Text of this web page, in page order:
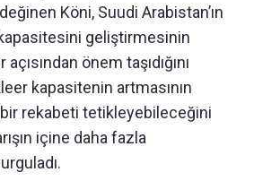
Köni, Suudi Arabistan’ın
geliştirmesinin
önem taşıdığını
kapasitenin artmasının
bir rekabeti tetikleyebileceğini
içine daha fazla